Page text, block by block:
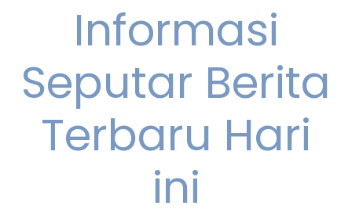
Informasi
Seputar Berita
Terbaru Hari
ini